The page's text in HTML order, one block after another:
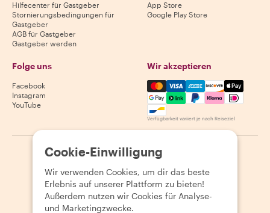
Hilfecenter für Gastgeber
Stornierungsbedingungen für
Gastgeber
AGB für Gastgeber
Gastgeber werden
App Store
Google Play Store
Folge uns
Facebook
Instagram
YouTube
Wir akzeptieren
Mastercard, Visa, Amex,
Verfügbarkeit variiert je nach Reiseziel
2026 Withlocals.com | Datenschutzerklärung
Seitenübersicht
Cookie-Einwilligung
Wir verwenden Cookies, um dir das beste
Erlebnis auf unserer Plattform zu bieten!
Außerdem nutzen wir Cookies für Analyse-
und Marketingzwecke.